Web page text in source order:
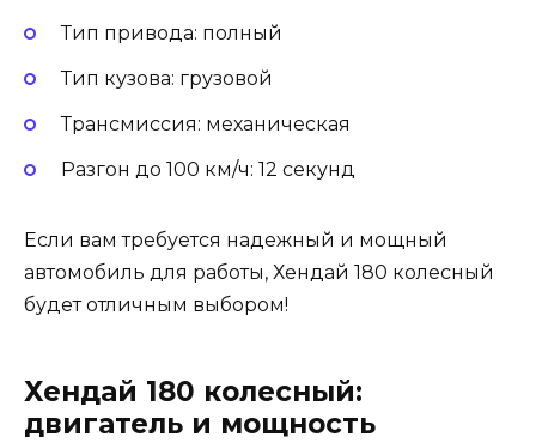
Тип привода: полный
Тип кузова: грузовой
Трансмиссия: механическая
Разгон до 100 км/ч: 12 секунд
Если вам требуется надежный и мощный
автомобиль для работы, Хендай 180 колесный
будет отличным выбором!
Хендай 180 колесный:
двигатель и мощность